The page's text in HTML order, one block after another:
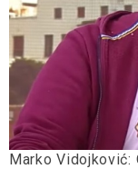
Marko Vidojković: